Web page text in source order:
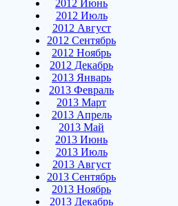
2012 Июнь
2012 Июль
2012 Август
2012 Сентябрь
2012 Ноябрь
2012 Декабрь
2013 Январь
2013 Февраль
2013 Март
2013 Апрель
2013 Май
2013 Июнь
2013 Июль
2013 Август
2013 Сентябрь
2013 Ноябрь
2013 Декабрь